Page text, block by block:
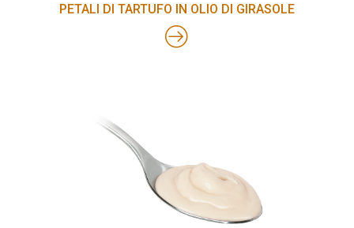
PETALI DI TARTUFO IN OLIO DI GIRASOLE